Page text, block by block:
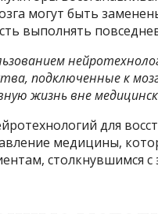
могут быть
выполнять
подключенные к
жизнь вне
для
медицины,
столкнувшимся с